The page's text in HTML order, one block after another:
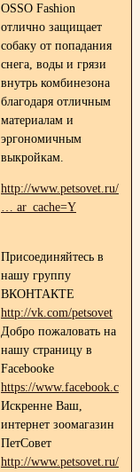
OSSO Fashion
отлично защищает
собаку от попадания
снега, воды и грязи
внутрь комбинезона
благодаря отличным
материалам и
эргономичным
выкройкам.
http://www.petsovet.ru/
… ar_cache=Y
Присоединяйтесь в
нашу группу
ВКОНТАКТЕ
http://vk.com/petsovet
Добро пожаловать на
нашу страницу в
Facebooke
https://
Искренне Ваш,
интернет зоомагазин
ПетСовет
http://www.petsovet.ru/